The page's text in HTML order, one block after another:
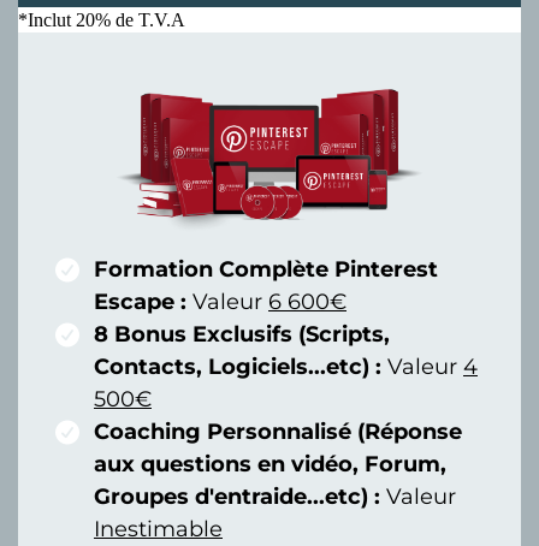
*Inclut 20% de T.V.A
Formation Complète Pinterest
Escape : Valeur 6 600€
8 Bonus Exclusifs (Scripts,
Contacts, Logiciels...etc) : Valeur 4
500€
Coaching Personnalisé (Réponse
aux questions en vidéo, Forum,
Groupes d'entraide...etc) : Valeur
Inestimable